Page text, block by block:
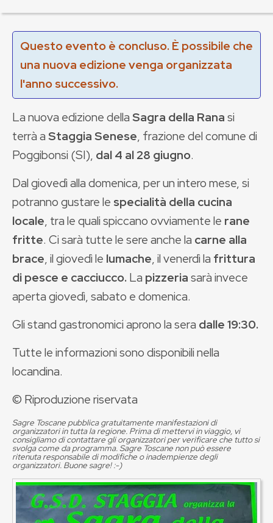
Questo evento è concluso. È possibile che
una nuova edizione venga organizzata
l'anno successivo.
La nuova edizione dellaSagra della Ranasi
terrà aStaggia Senese, frazione del comune di
Poggibonsi (SI), dal 4 al 28 giugno.
Dal giovedì alla domenica, per un intero mese, si
potranno gustare le specialità della cucina
locale, tra le quali spiccano ovviamente le rane
fritte. Ci sarà tutte le sere anche la carne alla
brace, il giovedì le lumache, il venerdì la frittura
di pesce e cacciucco.La pizzeriasarà invece
aperta giovedì, sabato e domenica.
Gli stand gastronomici aprono la sera dalle 19:30.
Tutte le informazioni sono disponibili nella
locandina.
© Riproduzione riservata
Sagre Toscane pubblica gratuitamente manifestazioni di
organizzatori in tutta la regione. Prima di mettervi in viaggio, vi
consigliamo di contattare gli organizzatori per verificare che tutto si
svolga come da programma. Sagre Toscane non può essere
ritenuta responsabile di modifiche o inadempienze degli
organizzatori. Buone sagre! :-)